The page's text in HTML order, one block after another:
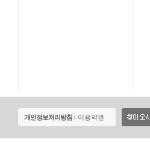
개인정보처리방침 이용약관